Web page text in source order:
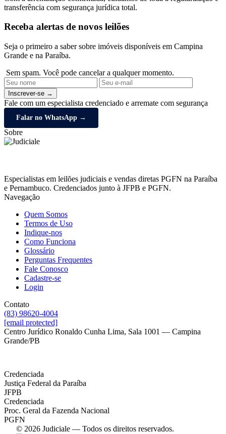
transferência com segurança jurídica total.
Receba alertas de novos leilões
Seja o primeiro a saber sobre imóveis disponíveis em Campina
Grande e na Paraíba.
Sem spam. Você pode cancelar a qualquer momento.
Inscrever-se →
Fale com um especialista credenciado e arremate com segurança
Falar no WhatsApp →
Sobre
Especialistas em leilões judiciais e vendas diretas PGFN na Paraíba
e Pernambuco. Credenciados junto à JFPB e PGFN.
Navegação
Quem Somos
Termos de Uso
Indique-nos
Como Funciona
Glossário
Perguntas Frequentes
Fale Conosco
Cadastre-se
Login
Contato
(83) 98620-4004
[email protected]
Centro Jurídico Ronaldo Cunha Lima, Sala 1001 — Campina
Grande/PB
Credenciada
Justiça Federal da Paraíba
JFPB
Credenciada
Proc. Geral da Fazenda Nacional
PGFN
© 2026 Judiciale — Todos os direitos reservados.